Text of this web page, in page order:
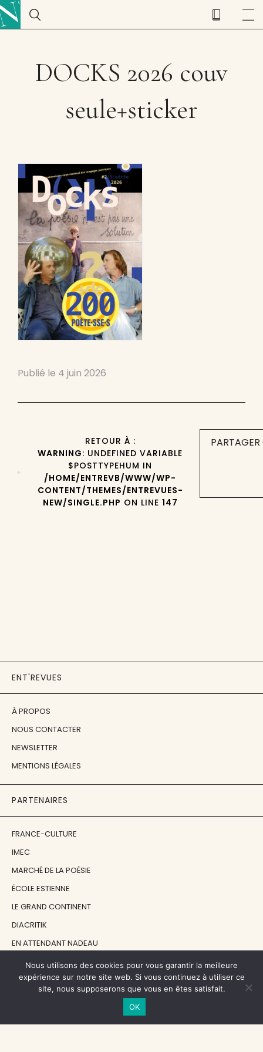
DOCKS 2026 couv
seule+sticker
Publié le 4 juin 2026
RETOUR À :
WARNING: UNDEFINED VARIABLE
$POSTTYPEHUM IN
/HOME/ENTREVB/WWW/WP-
CONTENT/THEMES/ENTREVUES-
NEW/SINGLE.PHP ON LINE 147
ENT'REVUES
À PROPOS
NOUS CONTACTER
NEWSLETTER
MENTIONS LÉGALES
PARTENAIRES
FRANCE-CULTURE
IMEC
MARCHÉ DE LA POÉSIE
ÉCOLE ESTIENNE
LE GRAND CONTINENT
DIACRITIK
EN ATTENDANT NADEAU
NOS SOUTIENS
Nous utilisons des cookies pour vous garantir la meilleure
expérience sur notre site web. Si vous continuez à utiliser ce
site, nous supposerons que vous en êtes satisfait.
OK